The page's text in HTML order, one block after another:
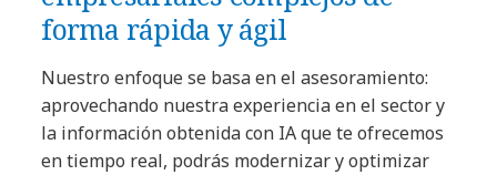
forma rápida y ágil
Nuestro enfoque se basa en el asesoramiento:
aprovechando nuestra experiencia en el sector y
la información obtenida con IA que te ofrecemos
en tiempo real, podrás modernizar y optimizar